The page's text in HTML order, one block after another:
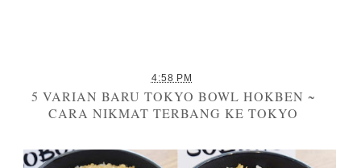
4:58 PM
5 VARIAN BARU TOKYO BOWL HOKBEN ~
CARA NIKMAT TERBANG KE TOKYO